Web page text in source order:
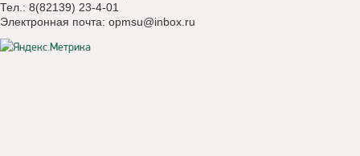
Тел.: 8(82139) 23-4-01
Электронная почта: opmsu@inbox.ru